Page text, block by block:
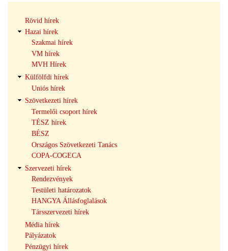
navigáció
Rövid hírek
Hazai hírek
Szakmai hírek
VM hírek
MVH Hírek
Külfölfdi hírek
Uniós hírek
Szövetkezeti hírek
Termelői csoport hírek
TÉSZ hírek
BÉSZ
Országos Szövetkezeti Tanács
COPA-COGECA
Szervezeti hírek
Rendezvények
Testületi határozatok
HANGYA Állásfoglalások
Társszervezeti hírek
Média hírek
Pályázatok
Pénzügyi hírek